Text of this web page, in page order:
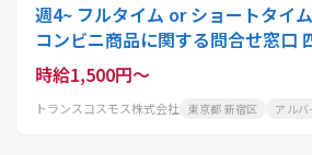
週4~ フルタイム or ショートタイ
コンビニ商品に関する問合せ窓口
時給1,500円～
トランスコスモス株式会社 東京都 新宿区 アルバ